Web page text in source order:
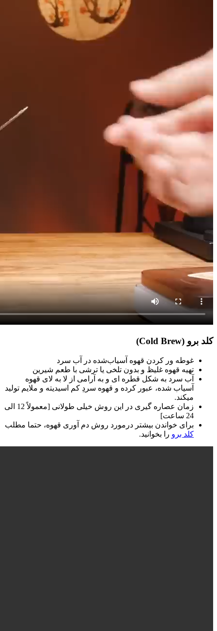
کلد برو (Cold Brew)
غوطه ور کردن قهوه آسیاب‌شده در آب سرد
تهیه قهوه غلیظ و بدون تلخی یا ترشی با طعم شیرین
آب سرد به شکل قطره ای و به آرامی از لا به لای قهوه
آسیاب شده، عبور کرده و قهوه سردِ کم اسیدیته و ملایم تولید
میکند.
زمان عصاره گیری در این روش خیلی طولانی [معمولاً 12 الی
24 ساعت]
برای خواندن بیشتر درمورد روش دم آوری قهوه، حتما مطلب
کلد برو را بخوانید.